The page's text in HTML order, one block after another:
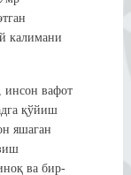
калимани
инсон вафот
қўйиш
яшаган
ва бир-